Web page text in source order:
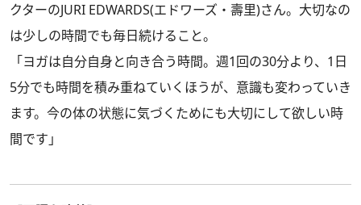
クターのJURI EDWARDS(エドワーズ・壽里)さん。大切なの
は少しの時間でも毎日続けること。
「ヨガは自分自身と向き合う時間。週1回の30分より、1日
5分でも時間を積み重ねていくほうが、意識も変わっていき
ます。今の体の状態に気づくためにも大切にして欲しい時
間です」